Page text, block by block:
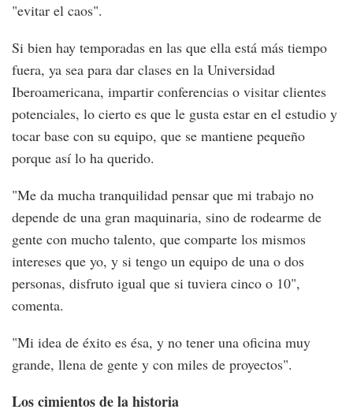
"evitar el caos".
Si bien hay temporadas en las que ella está más tiempo
fuera, ya sea para dar clases en la Universidad
Iberoamericana, impartir conferencias o visitar clientes
potenciales, lo cierto es que le gusta estar en el estudio y
tocar base con su equipo, que se mantiene pequeño
porque así lo ha querido.
"Me da mucha tranquilidad pensar que mi trabajo no
depende de una gran maquinaria, sino de rodearme de
gente con mucho talento, que comparte los mismos
intereses que yo, y si tengo un equipo de una o dos
personas, disfruto igual que si tuviera cinco o 10",
comenta.
"Mi idea de éxito es ésa, y no tener una oficina muy
grande, llena de gente y con miles de proyectos".
Los cimientos de la historia